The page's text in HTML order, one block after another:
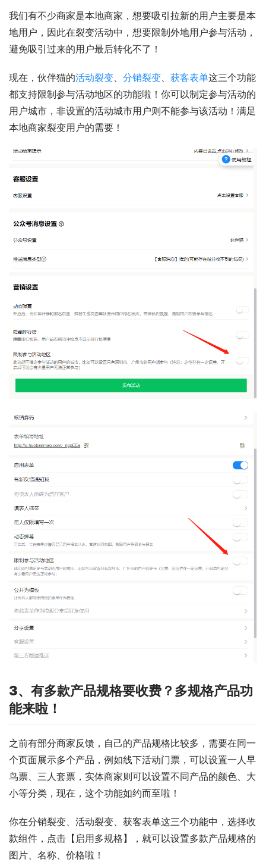
我们有不少商家是本地商家，想要吸引拉新的用户主要是本
地用户，因此在裂变活动中，想要限制外地用户参与活动，
避免吸引过来的用户最后转化不了！
现在，伙伴猫的活动裂变、 分销裂变、 获客表单这三个功能
都支持限制参与活动地区的功能啦！你可以制定参与活动的
用户城市，非设置的活动城市用户则不能参与该活动！满足
本地商家裂变用户的需要！
3、有多款产品规格要收费？多规格产品功
能来啦！
之前有部分商家反馈，自己的产品规格比较多，需要在同一
个页面展示多个产品，例如线下活动门票，可以设置一人早
鸟票、三人套票，实体商家则可以设置不同产品的颜色、大
小等分类，现在，这个功能如约而至啦！
你在分销裂变、活动裂变、获客表单这三个功能中，选择收
款组件，点击【启用多规格】，就可以设置多款产品规格的
图片、名称、价格啦！